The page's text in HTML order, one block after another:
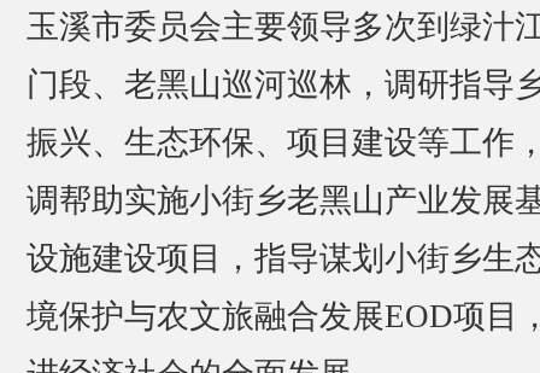
玉溪市委员会主要领导多次到绿汁
门段、老黑山巡河巡林，调研指导
振兴、生态环保、项目建设等工作
调帮助实施小街乡老黑山产业发展
设施建设项目，指导谋划小街乡生
境保护与农文旅融合发展EOD项目